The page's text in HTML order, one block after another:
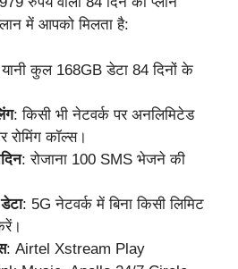
में आपको मिलता है:
कुल 168GB डेटा 84 दिनों के
: किसी भी नेटवर्क पर अनलिमिटेड
कॉल्स।
: रोजाना 100 SMS भेजने की
: 5G नेटवर्क में बिना किसी लिमिट
: Airtel Xstream Play